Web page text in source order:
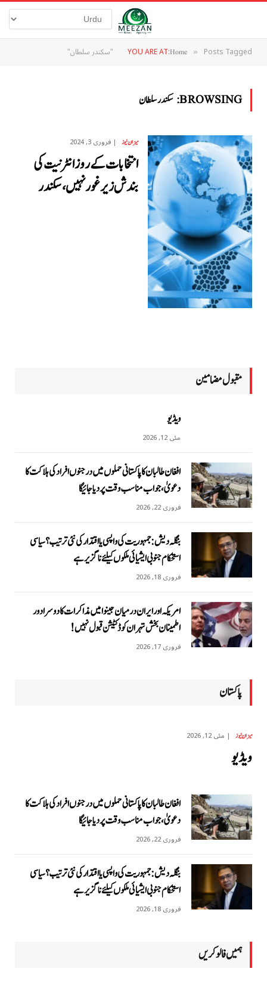
YOU ARE AT:Home » Posts Tagged "سکندر سلطان"
BROWSING: سکندر سلطان
میزان نیوز فروری 3, 2024
انتخابات کے روز انٹرنیت کی
بندش زیر غور نہیں،سکندر
مقبول مضامين
ویڈیو
مئی 12, 2026
افغان طالبان کا پاکستانی حملوں میں درجنوں افراد کی ہلاکت کا
دعویٰ، جواب مناسب وقت پر دیا جائیگا
فروری 22, 2026
بنگلہ دیش: جمہوریت کی واپسی یا اقتدار کی نئی ترتیب؟ سیاسی
استحکام جنوبی ایشیائی ملکوں کیلئے ناگزیر ہے
فروری 18, 2026
امریکہ اور ایران درمیان جینوا میں مذاکرات کا دوسرا دور
اطمینان بخش تہران کو ڈکٹیشن قبول نہیں!
فروری 17, 2026
پاکستان
میزان نیوز مئی 12, 2026
ویڈیو
افغان طالبان کا پاکستانی حملوں میں درجنوں افراد کی ہلاکت کا
دعویٰ، جواب مناسب وقت پر دیا جائیگا
فروری 22, 2026
بنگلہ دیش: جمہوریت کی واپسی یا اقتدار کی نئی ترتیب؟ سیاسی
استحکام جنوبی ایشیائی ملکوں کیلئے ناگزیر ہے
فروری 18, 2026
ہمیں فالو کریں